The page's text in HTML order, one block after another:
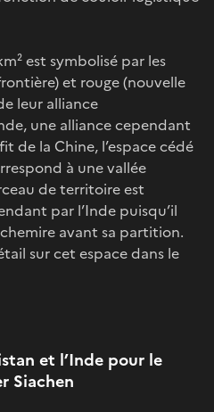
est symbolisé par les
et rouge (nouvelle
leur alliance
une alliance cependant
de la Chine, l’espace cédé
à une vallée
de territoire est
par l’Inde puisqu’il
avant sa partition.
sur cet espace dans le
et l’Inde pour le
Siachen